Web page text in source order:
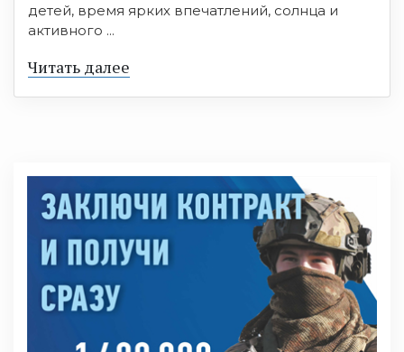
детей, время ярких впечатлений, солнца и
активного ...
Читать далее